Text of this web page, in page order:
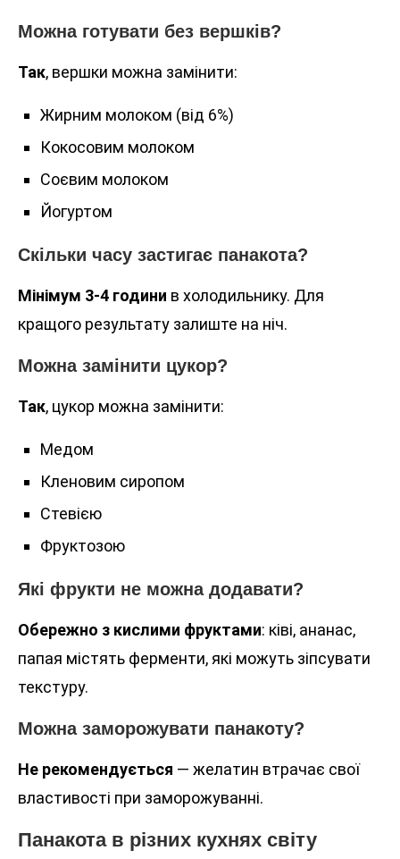
Можна готувати без вершків?
Так, вершки можна замінити:
Жирним молоком (від 6%)
Кокосовим молоком
Соєвим молоком
Йогуртом
Скільки часу застигає панакота?
Мінімум 3-4 години в холодильнику. Для
кращого результату залиште на ніч.
Можна замінити цукор?
Так, цукор можна замінити:
Медом
Кленовим сиропом
Стевією
Фруктозою
Які фрукти не можна додавати?
Обережно з кислими фруктами: ківі, ананас,
папая містять ферменти, які можуть зіпсувати
текстуру.
Можна заморожувати панакоту?
Не рекомендується — желатин втрачає свої
властивості при заморожуванні.
Панакота в різних кухнях світу